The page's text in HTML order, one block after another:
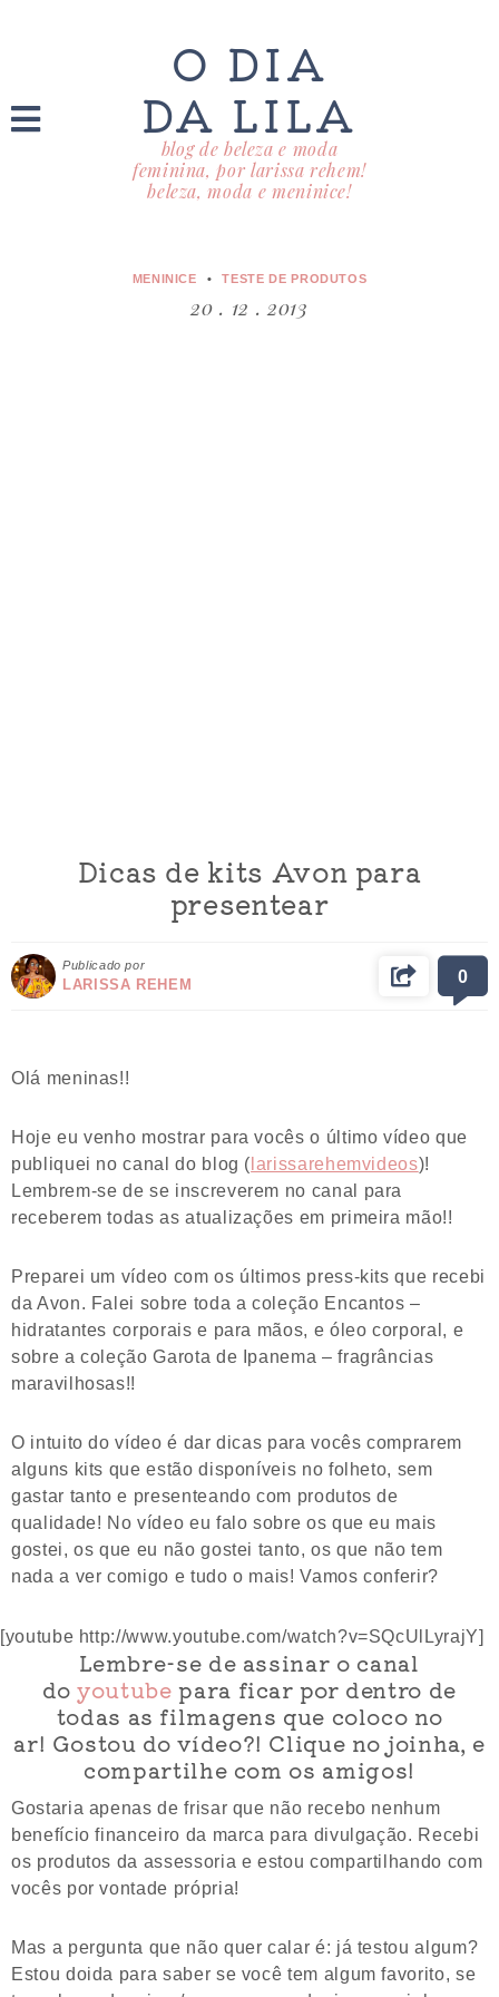
O DIA
DA LILA
blog de beleza e moda
feminina, por larissa rehem!
beleza, moda e meninice!
MENINICE TESTE DE PRODUTOS
20 . 12 . 2013
Dicas de kits Avon para
presentear
Publicado por
LARISSA REHEM 0
Olá meninas!!
Hoje eu venho mostrar para vocês o último vídeo que
publiquei no canal do blog ( larissarehemvideos)!
Lembrem-se de se inscreverem no canal para
receberem todas as atualizações em primeira mão!!
Preparei um vídeo com os últimos press-kits que recebi
da Avon. Falei sobre toda a coleção Encantos –
hidratantes corporais e para mãos, e óleo corporal, e
sobre a coleção Garota de Ipanema – fragrâncias
maravilhosas!!
O intuito do vídeo é dar dicas para vocês comprarem
alguns kits que estão disponíveis no folheto, sem
gastar tanto e presenteando com produtos de
qualidade! No vídeo eu falo sobre os que eu mais
gostei, os que eu não gostei tanto, os que não tem
nada a ver comigo e tudo o mais! Vamos conferir?
[youtube http://www.youtube.com/watch?v=SQcUlLyrajY]
Lembre-se de assinar o canal
doyoutube para ficar por dentro de
todas as filmagens que coloco no
ar! Gostou do vídeo?! Clique no joinha, e
compartilhe com os amigos!
Gostaria apenas de frisar que não recebo nenhum
benefício financeiro da marca para divulgação. Recebi
os produtos da assessoria e estou compartilhando com
vocês por vontade própria!
Mas a pergunta que não quer calar é: já testou algum?
Estou doida para saber se você tem algum favorito, se